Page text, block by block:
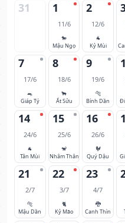
31 1
11/6
🐎
Mậu Ngọ
2
12/6
🐐
Kỷ Mùi
7
17/6
🐀
Giáp Tý
8
18/6
🐂
Ất Sửu
9
19/6
🐅
Bính Dần
14
24/6
🐐
Tân Mùi
15
25/6
🐒
Nhâm Thân
16
26/6
🐓
Quý Dậu
21
2/7
🐅
Mậu Dần
22
3/7
🐈
Kỷ Mão
23
4/7
🐉
Canh Thìn